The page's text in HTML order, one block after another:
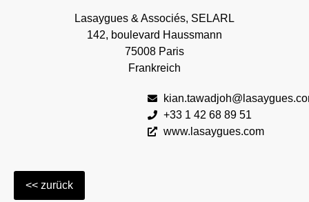
Lasaygues & Associés, SELARL
142, boulevard Haussmann
75008 Paris
Frankreich
+33 1 42 68 89 51
www.lasaygues.com